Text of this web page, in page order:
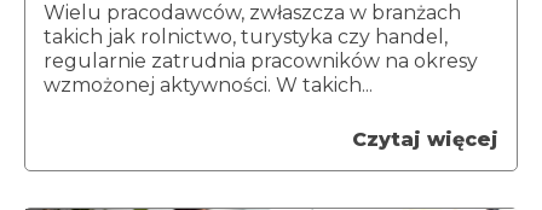
Wielu pracodawców, zwłaszcza w branżach
takich jak rolnictwo, turystyka czy handel,
regularnie zatrudnia pracowników na okresy
wzmożonej aktywności. W takich...
Czytaj więcej